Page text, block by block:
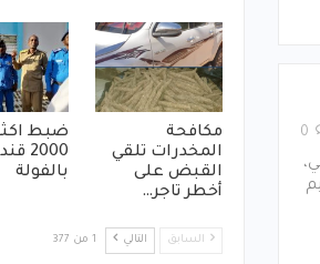
مكافحة
المخدرات تلقي
القبض على
أخطر تاجر…
ضبط
بالفولة
السابق التالي 1 من 377